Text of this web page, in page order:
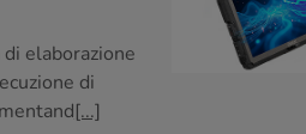
elaborazione
di
[...]